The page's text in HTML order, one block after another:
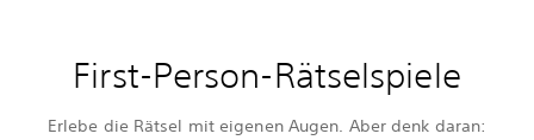
First-Person-Rätselspiele
Erlebe die Rätsel mit eigenen Augen. Aber denk daran: